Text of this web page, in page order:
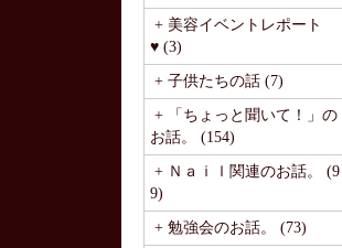
+ 美容イベントレポート
♥ (3)
+ 子供たちの話 (7)
+ 「ちょっと聞いて！」の
お話。 (154)
+ Ｎａｉｌ関連のお話。 (9
9)
+ 勉強会のお話。 (73)